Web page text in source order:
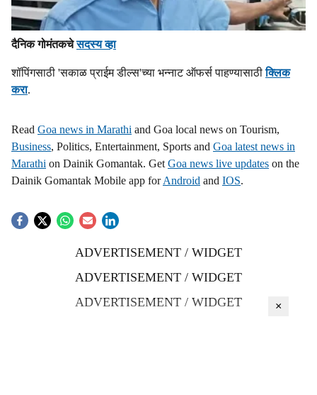
दैनिक गोमंतकचेसदस्य व्हा
शॉपिंगसाठी 'सकाळ प्राईम डील्स'च्या भन्नाट ऑफर्स पाहण्यासाठीक्लिक
करा.
Read Goa news in Marathi and Goa local news on Tourism,
Business, Politics, Entertainment, Sports and Goa latest news in
Marathi on Dainik Gomantak. Get Goa news live updates on the
Dainik Gomantak Mobile app forAndroid and IOS.
ADVERTISEMENT / WIDGET
ADVERTISEMENT / WIDGET
ADVERTISEMENT / WIDGET
×